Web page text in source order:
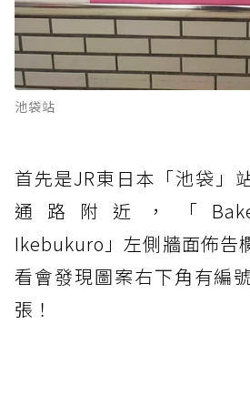
池袋站
首先是JR東日本「池袋」
通路附近，「Bake
Ikebukuro」左側牆面佈告
看會發現圖案右下角有編
張！